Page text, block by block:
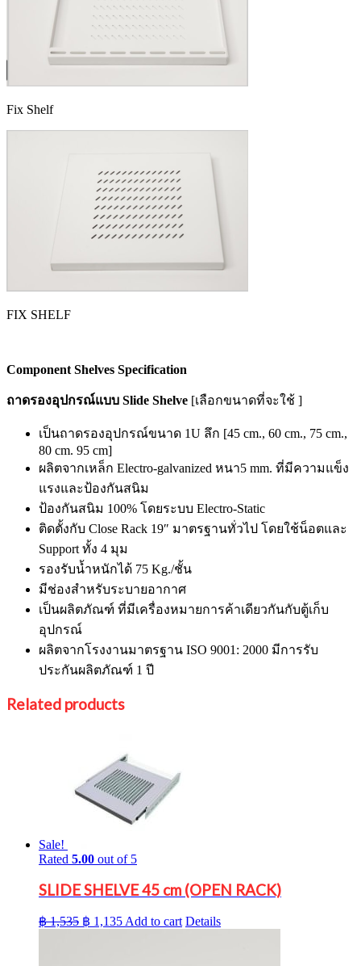
Fix Shelf
FIX SHELF
Component Shelves Specification
ถาดรองอุปกรณ์แบบ Slide Shelve [เลือกขนาดที่จะใช้ ]
เป็นถาดรองอุปกรณ์ขนาด 1U ลึก [45 cm., 60 cm., 75 cm.,
80 cm. 95 cm]
ผลิตจากเหล็ก Electro-galvanized หนา5 mm. ที่มีความแข็ง
แรงและป้องกันสนิม
ป้องกันสนิม 100% โดยระบบ Electro-Static
ติดตั้งกับ Close Rack 19″ มาตรฐานทั่วไป โดยใช้น็อตและ
Support ทั้ง 4 มุม
รองรับน้ำหนักได้ 75 Kg./ชั้น
มีช่องสำหรับระบายอากาศ
เป็นผลิตภัณฑ์ ที่มีเครื่องหมายการค้าเดียวกันกับตู้เก็บ
อุปกรณ์
ผลิตจากโรงงานมาตรฐาน ISO 9001: 2000 มีการรับ
ประกันผลิตภัณฑ์ 1 ปี
Related products
Sale!
Rated 5.00 out of 5
SLIDE SHELVE 45 cm (OPEN RACK)
฿1,535 Original
฿ 1,135Current
Add to cart Details